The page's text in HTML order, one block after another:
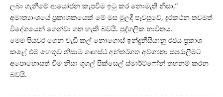
ලබා ගැනීමේ ආයෝජන කැපවීම ඉටු කර නොමැති නිසා,”
අමාත්‍යාංශයේ ප්‍රකාශකයෙක් මේ මස මුලදී පැවසුවේ, දුරකථන තවමත්
විදේශයෙන් ගෙන්වා ගත හැකි බවයි. පුද්ගලික භාවිතය.
මෙම පියවර ගෙන වැඩි කල් නොගොස් ඉන්දුනීසියානු රජය ප්‍රකාශ
කළේ එම හේතුව නිසාම ගෘහස්ථ අන්තර්ගත අවශ්‍යතා සපුරාලීමට
අපොහොසත් වීම නිසා ගූගල් පික්සෙල් ස්මාර්ට්ෆෝන් තහනම් කරන
බවයි.